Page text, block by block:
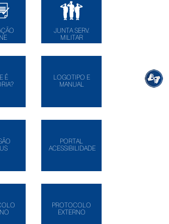
JUNTA SERV.
MILITAR
É
LOGOTIPO E
MANUAL
PORTAL
ACESSIBILIDADE
PROTOCOLO
EXTERNO